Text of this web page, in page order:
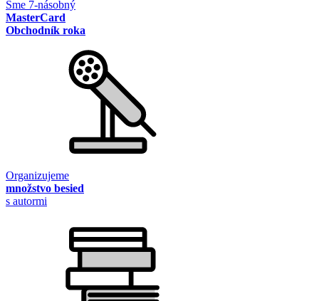
Sme 7-násobný
MasterCard
Obchodník roka
Organizujeme
množstvo besied
s autormi